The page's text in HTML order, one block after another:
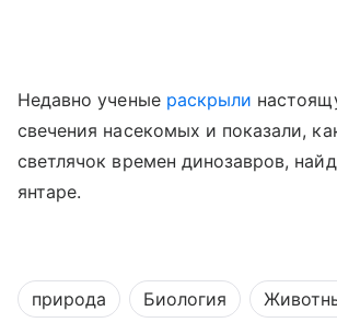
Недавно ученые раскрыли
свечения насекомых и показали,
светлячок времен динозавров,
янтаре.
природа Биология